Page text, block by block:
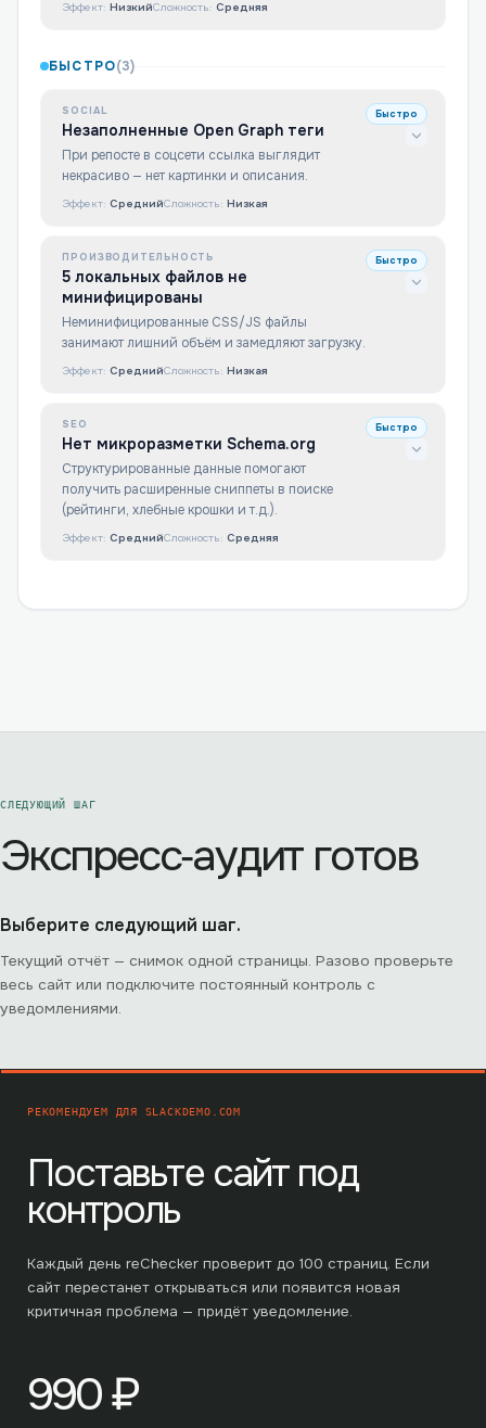
Эффект: НизкийСложность: Средняя
БЫСТРО(3)
SOCIAL
Незаполненные Open Graph теги
При репосте в соцсети ссылка выглядит
некрасиво — нет картинки и описания.
Быстро
Эффект: СреднийСложность: Низкая
ПРОИЗВОДИТЕЛЬНОСТЬ
5 локальных файлов не
минифицированы
Неминифицированные CSS/JS файлы
занимают лишний объём и замедляют загрузку.
Быстро
Эффект: СреднийСложность: Низкая
SEO
Нет микроразметки Schema.org
Структурированные данные помогают
получить расширенные сниппеты в поиске
(рейтинги, хлебные крошки и т.д.).
Быстро
Эффект: СреднийСложность: Средняя
СЛЕДУЮЩИЙ ШАГ
Экспресс‑аудит готов
Выберите следующий шаг.
Текущий отчёт — снимок одной страницы. Разово проверьте
весь сайт или подключите постоянный контроль с
уведомлениями.
РЕКОМЕНДУЕМ ДЛЯ SLACKDEMO.COM
Поставьте сайт под
контроль
Каждый день reChecker проверит до 100 страниц. Если
сайт перестанет открываться или появится новая
критичная проблема — придёт уведомление.
990₽